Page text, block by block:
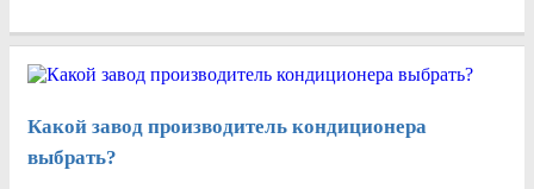
Какой завод производитель кондиционера
выбрать?